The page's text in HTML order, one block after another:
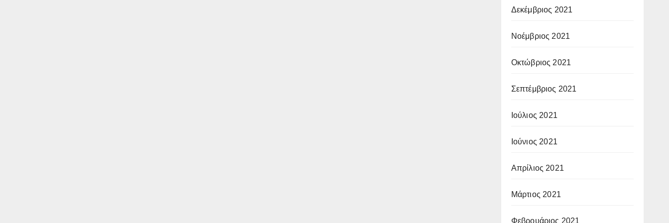
Δεκέμβριος 2021
Νοέμβριος 2021
Οκτώβριος 2021
Σεπτέμβριος 2021
Ιούλιος 2021
Ιούνιος 2021
Απρίλιος 2021
Μάρτιος 2021
Φεβρουάριος 2021